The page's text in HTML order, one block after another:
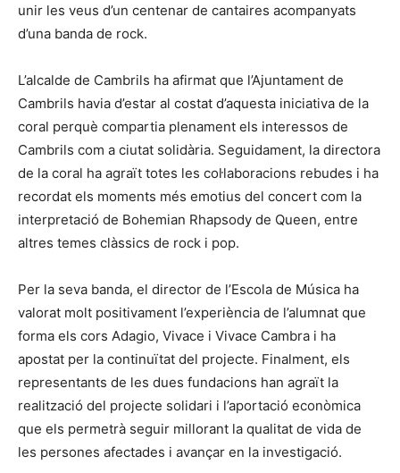
unir les veus d’un centenar de cantaires acompanyats
d’una banda de rock.
L’alcalde de Cambrils ha afirmat que l’Ajuntament de
Cambrils havia d’estar al costat d’aquesta iniciativa de la
coral perquè compartia plenament els interessos de
Cambrils com a ciutat solidària. Seguidament, la directora
de la coral ha agraït totes les col·laboracions rebudes i ha
recordat els moments més emotius del concert com la
interpretació de Bohemian Rhapsody de Queen, entre
altres temes clàssics de rock i pop.
Per la seva banda, el director de l’Escola de Música ha
valorat molt positivament l’experiència de l’alumnat que
forma els cors Adagio, Vivace i Vivace Cambra i ha
apostat per la continuïtat del projecte. Finalment, els
representants de les dues fundacions han agraït la
realització del projecte solidari i l’aportació econòmica
que els permetrà seguir millorant la qualitat de vida de
les persones afectades i avançar en la investigació.